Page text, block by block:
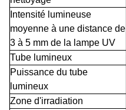
Intensité lumineuse
moyenne à une distance de
3 à 5 mm de la lampe UV
Tube lumineux
Puissance du tube
lumineux
Zone d'irradiation